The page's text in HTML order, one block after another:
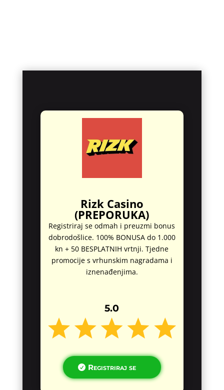
Rizk Casino
(PREPORUKA)
Registriraj se odmah i preuzmi bonus
dobrodošlice. 100% BONUSA do 1.000
kn + 50 BESPLATNIH vrtnji. Tjedne
promocije s vrhunskim nagradama i
iznenađenjima.
5.0
Registriraj se